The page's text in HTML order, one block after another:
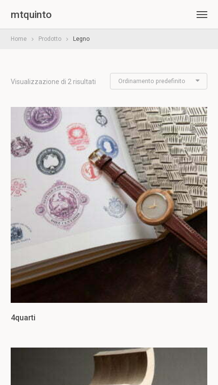
mtquinto
Home Prodotto Legno
Visualizzazione di 2 risultati Ordinamento predefinito
4quarti